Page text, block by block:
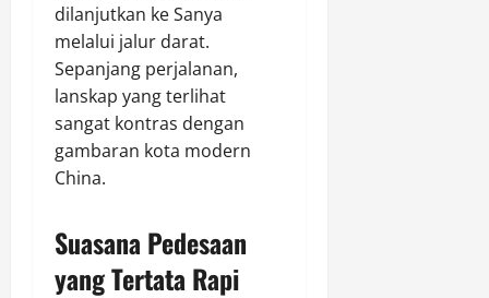
dilanjutkan ke Sanya
melalui jalur darat.
Sepanjang perjalanan,
lanskap yang terlihat
sangat kontras dengan
gambaran kota modern
China.
Suasana Pedesaan
yang Tertata Rapi